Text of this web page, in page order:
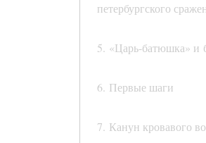
петербургского
5. «Царь-батюшка» и
6. Первые шаги
7. Канун кровавого